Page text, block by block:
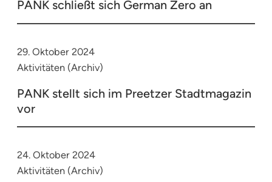
PANK schließt sich German Zero an
29. Oktober 2024
Aktivitäten (Archiv)
PANK stellt sich im Preetzer Stadtmagazin
vor
24. Oktober 2024
Aktivitäten (Archiv)